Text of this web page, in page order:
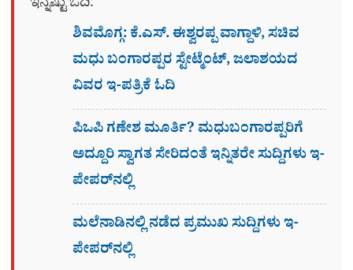
ಇನ್ನಷ್ಟು ಓದಿ:
ಶಿವಮೊಗ್ಗ: ಕೆ.ಎಸ್. ಈಶ್ವರಪ್ಪ ವಾಗ್ದಾಳಿ, ಸಚಿವ
ಮಧು ಬಂಗಾರಪ್ಪರ ಸ್ಟೇಟ್ಮೆಂಟ್, ಜಲಾಶಯದ
ವಿವರ ಇ-ಪತ್ರಿಕೆ ಓದಿ
ಪಿಒಪಿ ಗಣೇಶ ಮೂರ್ತಿ? ಮಧುಬಂಗಾರಪ್ಪರಿಗೆ
ಅದ್ದೂರಿ ಸ್ವಾಗತ ಸೇರಿದಂತೆ ಇನ್ನಿತರೇ ಸುದ್ದಿಗಳು ಇ-
ಪೇಪರ್​ನಲ್ಲಿ
ಮಲೆನಾಡಿನಲ್ಲಿ ನಡೆದ ಪ್ರಮುಖ ಸುದ್ದಿಗಳು ಇ-
ಪೇಪರ್​​​​ನಲ್ಲಿ